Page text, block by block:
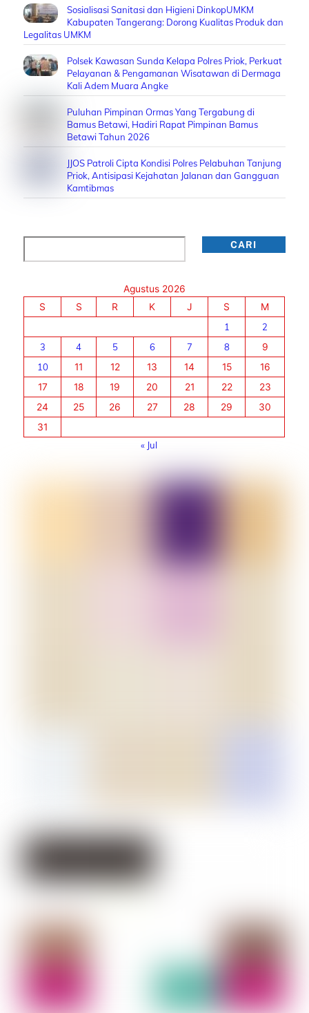
Sosialisasi Sanitasi dan Higieni DinkopUMKM
Kabupaten Tangerang: Dorong Kualitas Produk dan
Legalitas UMKM
Polsek Kawasan Sunda Kelapa Polres Priok, Perkuat
Pelayanan & Pengamanan Wisatawan di Dermaga
Kali Adem Muara Angke
Puluhan Pimpinan Ormas Yang Tergabung di
Bamus Betawi, Hadiri Rapat Pimpinan Bamus
Betawi Tahun 2026
JJOS Patroli Cipta Kondisi Polres Pelabuhan Tanjung
Priok, Antisipasi Kejahatan Jalanan dan Gangguan
Kamtibmas
CARI
Agustus 2026
S
S R K J S
M
1
2
3
4 5 6 7 8
9
10
11 12 13 14 15
16
17
18 19 20 21 22
23
24
25 26 27 28 29
30
31
« Jul